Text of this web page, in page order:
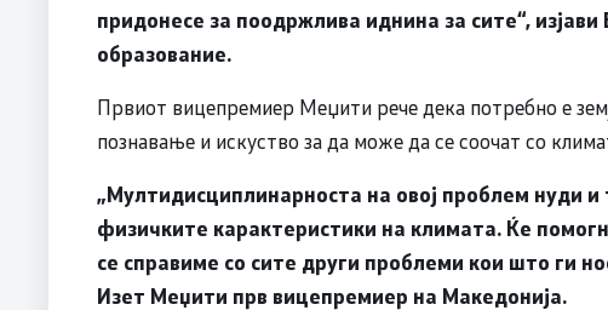
придонесе за поодржлива иднина за сите“,
образование.
Првиот вицепремиер Меџити рече дека потребно е
познавање и искуство за да може да се соочат со
„Мултидисциплинарноста на овој проблем нуди и
физичките карактеристики на климата. Ќе
се справиме со сите други проблеми кои што ги
Изет Меџити прв вицепремиер на Македонија.